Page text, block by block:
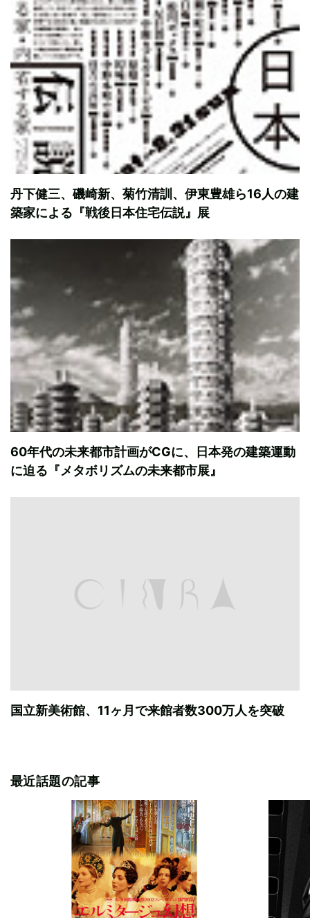
丹下健三、磯崎新、菊竹清訓、伊東豊雄ら16人の建
築家による『戦後日本住宅伝説』展
60年代の未来都市計画がCGに、日本発の建築運動
に迫る『メタボリズムの未来都市展』
国立新美術館、11ヶ月で来館者数300万人を突破
最近話題の記事